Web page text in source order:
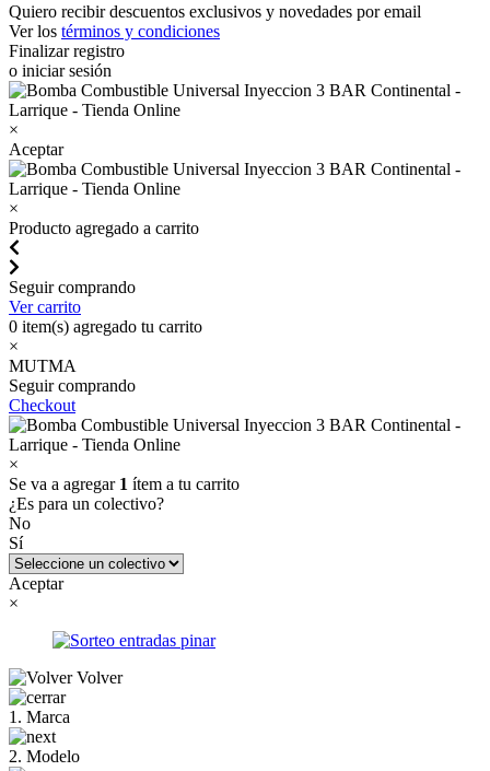
Quiero recibir descuentos exclusivos y novedades por email
Ver los términos y condiciones
Finalizar registro
o iniciar sesión
×
Aceptar
×
Producto agregado a carrito
Seguir comprando
Ver carrito
0 item(s) agregado tu carrito
×
MUTMA
Seguir comprando
Checkout
×
Se va a agregar 1 ítem a tu carrito
¿Es para un colectivo?
No
Sí
Aceptar
×
Volver
1. Marca
2. Modelo